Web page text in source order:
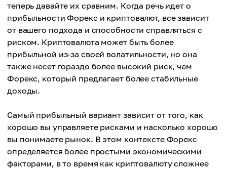
теперь давайте их сравним. Когда речь идет о
прибыльности Форекс и криптовалют, все зависит
от вашего подхода и способности справляться с
риском. Криптовалюта может быть более
прибыльной из-за своей волатильности, но она
также несет гораздо более высокий риск, чем
Форекс, который предлагает более стабильные
доходы.
Самый прибыльный вариант зависит от того, как
хорошо вы управляете рисками и насколько хорошо
вы понимаете рынок. В этом контексте Форекс
определяется более простыми экономическими
факторами, в то время как криптовалюту сложнее